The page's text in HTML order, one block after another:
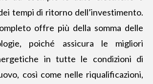
tempi di ritorno dell’investimento.
offre più della somma delle
poiché assicura le migliori
in tutte le condizioni di
così come nelle riqualificazioni,